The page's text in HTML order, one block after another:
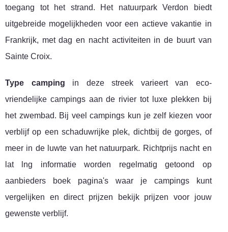
toegang tot het strand. Het natuurpark Verdon biedt
uitgebreide mogelijkheden voor een actieve vakantie in
Frankrijk, met dag en nacht activiteiten in de buurt van
Sainte Croix.
Type camping in deze streek varieert van eco-
vriendelijke campings aan de rivier tot luxe plekken bij
het zwembad. Bij veel campings kun je zelf kiezen voor
verblijf op een schaduwrijke plek, dichtbij de gorges, of
meer in de luwte van het natuurpark. Richtprijs nacht en
lat lng informatie worden regelmatig getoond op
aanbieders boek pagina's waar je campings kunt
vergelijken en direct prijzen bekijk prijzen voor jouw
gewenste verblijf.